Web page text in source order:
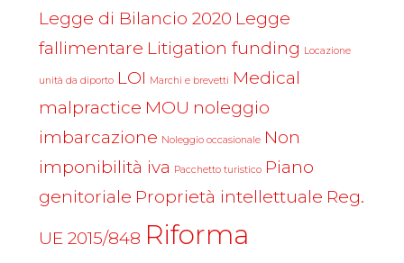
Legge di Bilancio 2020 Legge
fallimentare Litigation funding Locazione
unità da diporto LOI Marchi e brevetti Medical
malpractice MOU noleggio
imbarcazione Noleggio occasionale Non
imponibilità iva Pacchetto turistico Piano
genitoriale Proprietà intellettuale Reg.
UE 2015/848 Riforma